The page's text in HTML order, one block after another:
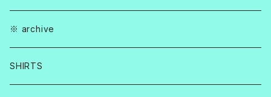
※ archive
SHIRTS